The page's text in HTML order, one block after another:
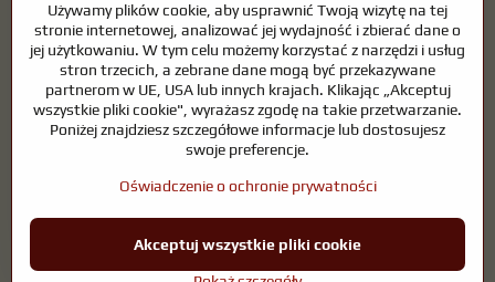
naszego życia.
Konie wymagają wysokiej jakości sprzętu jeździeckiego,
odpowiedniego odżywiania i odpowiedzialnej opieki, aby być zdrowe,
silne i zadowolone. Niezależnie od tego, czy chodzi o sprzęt dla
jeźdźców, hodowców, czy miłośników natury, celem jest stworzenie
środowiska, które wspiera naturalną równowagę, bezpieczeństwo i
©2026Prawa autorskie
Preferencje dotyczące prywatności
Oświadczenie o ochronie prywatności
Używamy plików cookie, aby usprawnić Twoją wizytę na tej
stronie internetowej, analizować jej wydajność i zbierać dane o
jej użytkowaniu. W tym celu możemy korzystać z narzędzi i usług
stron trzecich, a zebrane dane mogą być przekazywane
partnerom w UE, USA lub innych krajach. Klikając „Akceptuj
wszystkie pliki cookie", wyrażasz zgodę na takie przetwarzanie.
Poniżej znajdziesz szczegółowe informacje lub dostosujesz
swoje preferencje.
Oświadczenie o ochronie prywatności
Akceptuj wszystkie pliki cookie